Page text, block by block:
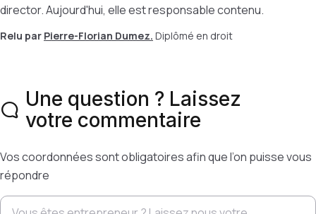
director. Aujourd'hui, elle est responsable contenu.
Relu par Pierre-Florian Dumez. Diplômé en droit
Une question ? Laissez
votre commentaire
Vos coordonnées sont obligatoires afin que l’on puisse vous
répondre